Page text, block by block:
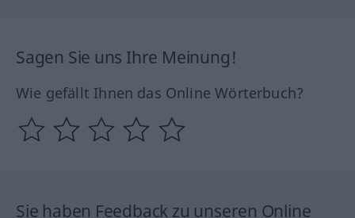
Sagen Sie uns Ihre Meinung!
Wie gefällt Ihnen das Online Wörterbuch?
Sie haben Feedback zu unseren Online